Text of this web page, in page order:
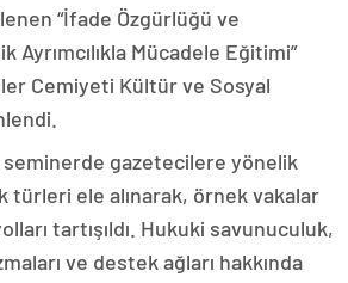
“İfade Özgürlüğü ve
Ayrımcılıkla Mücadele Eğitimi”
Cemiyeti Kültür ve Sosyal
gazetecilere yönelik
türleri ele alınarak, örnek vakalar
tartışıldı. Hukuki savunuculuk,
ve destek ağları hakkında